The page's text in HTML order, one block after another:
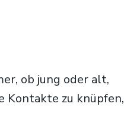
ob jung oder alt,
Kontakte zu knüpfen,